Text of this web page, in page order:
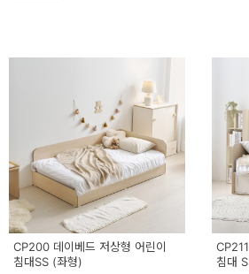
침
테
리
어
소
품
CP200 데이베드 저상형 어린이
침대SS (좌형)
침대